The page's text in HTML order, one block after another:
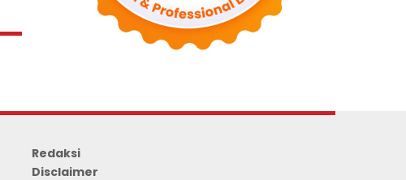
Redaksi
Disclaimer